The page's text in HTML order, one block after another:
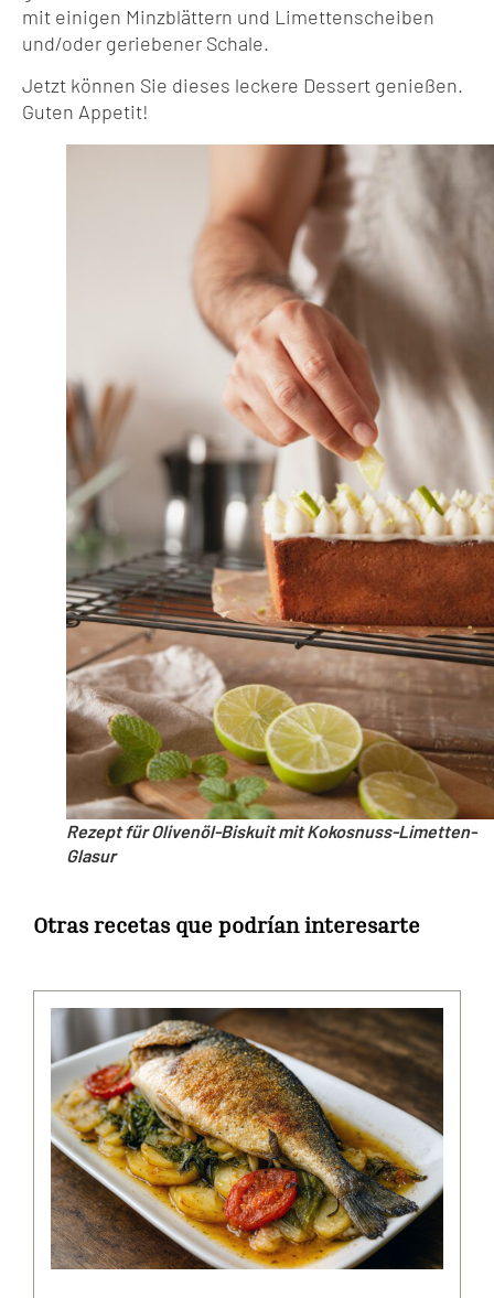
mit einigen Minzblättern und Limettenscheiben
und/oder geriebener Schale.
Jetzt können Sie dieses leckere Dessert genießen.
Guten Appetit!
Rezept für Olivenöl-Biskuit mit Kokosnuss-Limetten-
Glasur
Otras recetas que podrían interesarte